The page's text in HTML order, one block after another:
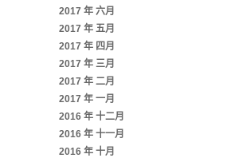
2017 年 六月
2017 年 五月
2017 年 四月
2017 年 三月
2017 年 二月
2017 年 一月
2016 年 十二月
2016 年 十一月
2016 年 十月